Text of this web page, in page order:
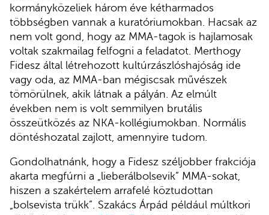
kormányközeliek három éve kétharmados
többségben vannak a kuratóriumokban. Hacsak az
nem volt gond, hogy az MMA-tagok is hajlamosak
voltak szakmailag felfogni a feladatot. Merthogy
Fidesz által létrehozott kultúrzászlóshajóság ide
vagy oda, az MMA-ban mégiscsak művészek
tömörülnek, akik látnak a pályán. Az elmúlt
években nem is volt semmilyen brutális
összeütközés az NKA-kollégiumokban. Normális
döntéshozatal zajlott, amennyire tudom.
Gondolhatnánk, hogy a Fidesz széljobber frakciója
akarta megfúrni a „lieberálbolsevik” MMA-sokat,
hiszen a szakértelem arrafelé köztudottan
„bolsevista trükk”. Szakács Árpád például múltkori